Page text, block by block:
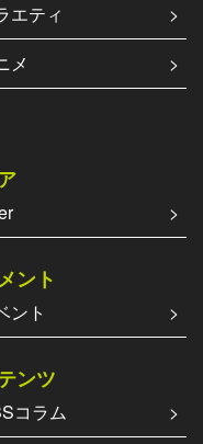
エティ
メ
ント
ント
ンツ
コラム